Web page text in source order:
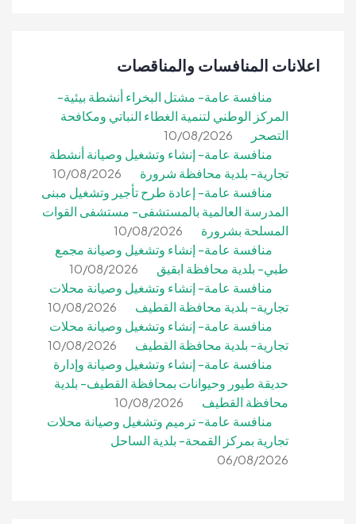
اعلانات المنافسات والمناقصات
منافسة عامة- مشتل البخراء أنشطة بيئية-
المركز الوطني لتنمية الغطاء النباتي ومكافحة
التصحر
10/08/2026
منافسة عامة- إنشاء وتشغيل وصيانة أنشطة
تجارية- بلدية محافظة شرورة
10/08/2026
منافسة عامة- إعادة طرح تأجير وتشغيل مبنى
المدرسة العالمية بالمستشفى- مستشفى القوات
المسلحة بشرورة
10/08/2026
منافسة عامة- إنشاء وتشغيل وصيانة مجمع
طبي- بلدية محافظة ابقيق
10/08/2026
منافسة عامة- إنشاء وتشغيل وصيانة محلات
تجارية- بلدية محافظة القطيف
10/08/2026
منافسة عامة- إنشاء وتشغيل وصيانة محلات
تجارية- بلدية محافظة القطيف
10/08/2026
منافسة عامة- إنشاء وتشغيل وصيانة وإدارة
حديقة طيور وحيوانات بمحافظة القطيف- بلدية
محافظة القطيف
10/08/2026
منافسة عامة- ترميم وتشغيل وصيانة محلات
تجارية بمركز القمحة- بلدية الساحل
06/08/2026